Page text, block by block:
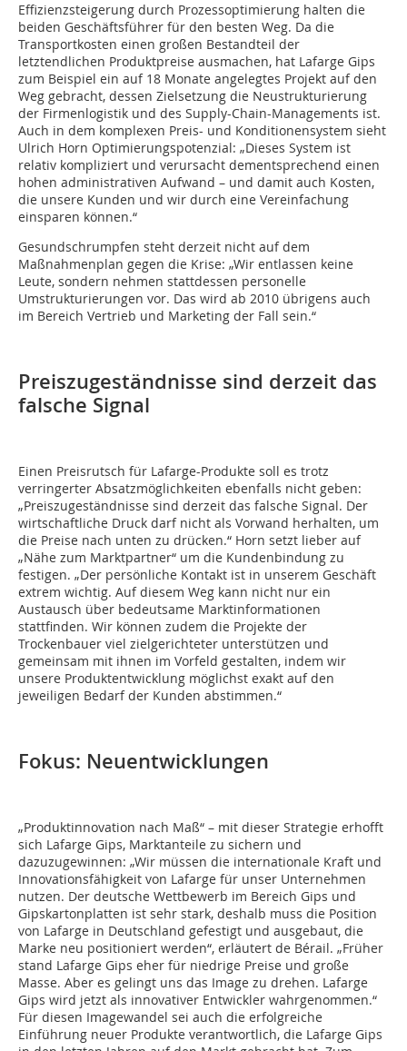
Effizienzsteigerung durch Prozessoptimierung halten die
beiden Geschäftsführer für den besten Weg. Da die
Transportkosten einen großen Bestandteil der
letztendlichen Produktpreise ausmachen, hat Lafarge Gips
zum Beispiel ein auf 18 Monate angelegtes Projekt auf den
Weg gebracht, dessen Zielsetzung die Neustrukturierung
der Firmenlogistik und des Supply-Chain-Managements ist.
Auch in dem komplexen Preis- und Konditionensystem sieht
Ulrich Horn Optimierungspotenzial: „Dieses System ist
relativ kompliziert und verursacht dementsprechend einen
hohen administrativen Aufwand – und damit auch Kosten,
die unsere Kunden und wir durch eine Vereinfachung
einsparen können.“
Gesundschrumpfen steht derzeit nicht auf dem
Maßnahmenplan gegen die Krise: „Wir entlassen keine
Leute, sondern nehmen stattdessen personelle
Umstrukturierungen vor. Das wird ab 2010 übrigens auch
im Bereich Vertrieb und Marketing der Fall sein.“
Preiszugeständnisse sind derzeit das
falsche Signal
Einen Preisrutsch für Lafarge-Produkte soll es trotz
verringerter Absatzmöglichkeiten ebenfalls nicht geben:
„Preiszugeständnisse sind derzeit das falsche Signal. Der
wirtschaftliche Druck darf nicht als Vorwand herhalten, um
die Preise nach unten zu drücken.“ Horn setzt lieber auf
„Nähe zum Marktpartner“ um die Kundenbindung zu
festigen. „Der persönliche Kontakt ist in unserem Geschäft
extrem wichtig. Auf diesem Weg kann nicht nur ein
Austausch über bedeutsame Marktinformationen
stattfinden. Wir können zudem die Projekte der
Trockenbauer viel zielgerichteter unterstützen und
gemeinsam mit ihnen im Vorfeld gestalten, indem wir
unsere Produktentwicklung möglichst exakt auf den
jeweiligen Bedarf der Kunden abstimmen.“
Fokus: Neuentwicklungen
„Produktinnovation nach Maß“ – mit dieser Strategie erhofft
sich Lafarge Gips, Marktanteile zu sichern und
dazuzugewinnen: „Wir müssen die internationale Kraft und
Innovationsfähigkeit von Lafarge für unser Unternehmen
nutzen. Der deutsche Wettbewerb im Bereich Gips und
Gipskartonplatten ist sehr stark, deshalb muss die Position
von Lafarge in Deutschland gefestigt und ausgebaut, die
Marke neu positioniert werden“, erläutert de Bérail. „Früher
stand Lafarge Gips eher für niedrige Preise und große
Masse. Aber es gelingt uns das Image zu drehen. Lafarge
Gips wird jetzt als innovativer Entwickler wahrgenommen.“
Für diesen Imagewandel sei auch die erfolgreiche
Einführung neuer Produkte verantwortlich, die Lafarge Gips